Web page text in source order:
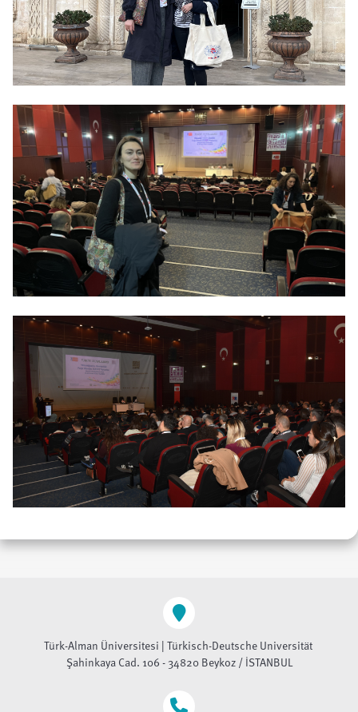
Türk-Alman Üniversitesi | Türkisch-Deutsche Universität
Şahinkaya Cad. 106 - 34820 Beykoz / İSTANBUL